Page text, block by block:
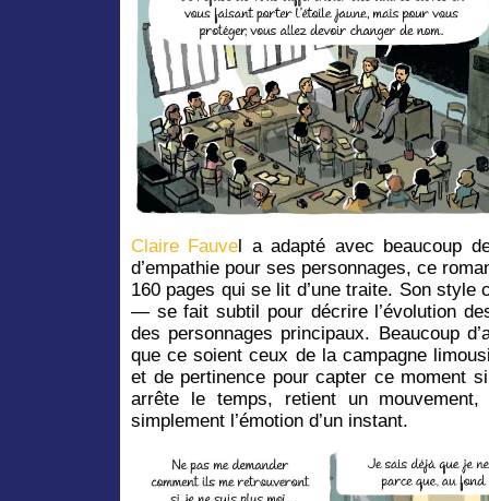
Claire Fauvel a adapté avec beaucoup
d’empathie pour ses personnages, ce
160 pages qui se lit d’une traite. Son
— se fait subtil pour décrire l’évolution
des personnages principaux. Beaucoup
que ce soient ceux de la campagne
et de pertinence pour capter ce moment
arrête le temps, retient un
simplement l’émotion d’un instant.